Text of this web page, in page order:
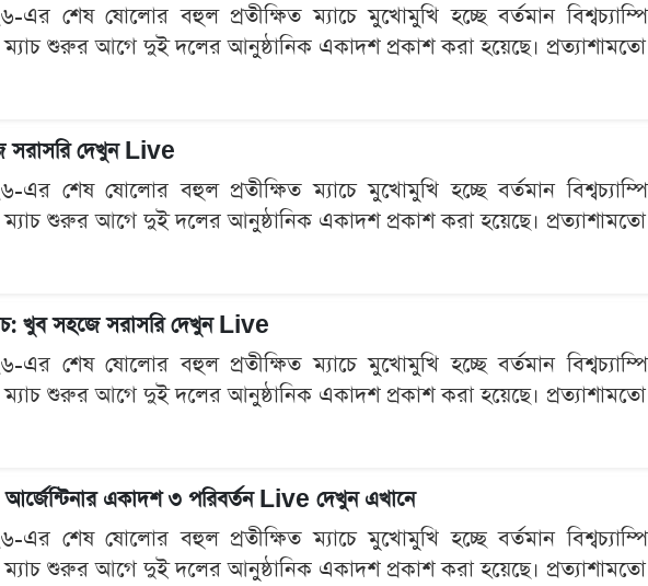
এর শেষ ষোলোর বহুল প্রতীক্ষিত ম্যাচে মুখোমুখি হচ্ছে বর্তমান
ম্যাচ শুরুর আগে দুই দলের আনুষ্ঠানিক একাদশ প্রকাশ করা হয়েছে।
সরাসরি দেখুন Live
এর শেষ ষোলোর বহুল প্রতীক্ষিত ম্যাচে মুখোমুখি হচ্ছে বর্তমান
ম্যাচ শুরুর আগে দুই দলের আনুষ্ঠানিক একাদশ প্রকাশ করা হয়েছে।
খুব সহজে সরাসরি দেখুন Live
এর শেষ ষোলোর বহুল প্রতীক্ষিত ম্যাচে মুখোমুখি হচ্ছে বর্তমান
ম্যাচ শুরুর আগে দুই দলের আনুষ্ঠানিক একাদশ প্রকাশ করা হয়েছে।
আর্জেন্টিনার একাদশ ৩ পরিবর্তন Live দেখুন এখানে
এর শেষ ষোলোর বহুল প্রতীক্ষিত ম্যাচে মুখোমুখি হচ্ছে বর্তমান
ম্যাচ শুরুর আগে দুই দলের আনুষ্ঠানিক একাদশ প্রকাশ করা হয়েছে।